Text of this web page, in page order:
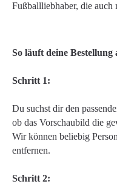
Fußballliebhaber, die auch
So läuft deine Bestellung
Schritt 1:
Du suchst dir den
ob das Vorschaubild die
Wir können beliebig
entfernen.
Schritt 2: